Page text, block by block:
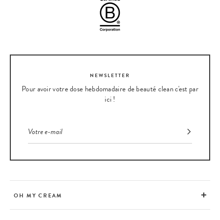
NEWSLETTER
Pour avoir votre dose hebdomadaire de beauté clean c'est par
ici !
OH MY CREAM